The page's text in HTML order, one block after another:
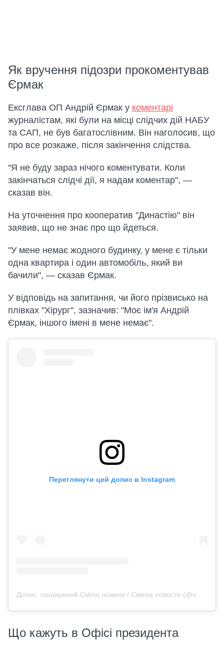
Як вручення підозри прокоментував
Єрмак
Ексглава ОП Андрій Єрмак у коментарі
журналістам, які були на місці слідчих дій НАБУ
та САП, не був багатослівним. Він наголосив, що
про все розкаже, після закінчення слідства.
"Я не буду зараз нічого коментувати. Коли
закінчаться слідчі дії, я надам коментар", —
сказав він.
На уточнення про кооператив "Династію" він
заявив, що не знає про що йдеться.
"У мене немає жодного будинку, у мене є тільки
одна квартира і один автомобіль, який ви
бачили", — сказав Єрмак.
У відповідь на запитання, чи його прізвисько на
плівках "Хірург", зазначив: "Моє ім'я Андрій
Єрмак, іншого імені в мене немає".
Переглянути цей допис в Instagram
Що кажуть в Офісі президента